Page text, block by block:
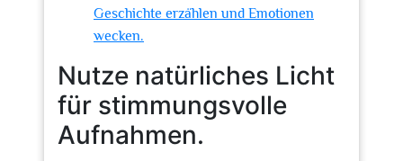
Geschichte erzählen und Emotionen
wecken.
Nutze natürliches Licht
für stimmungsvolle
Aufnahmen.